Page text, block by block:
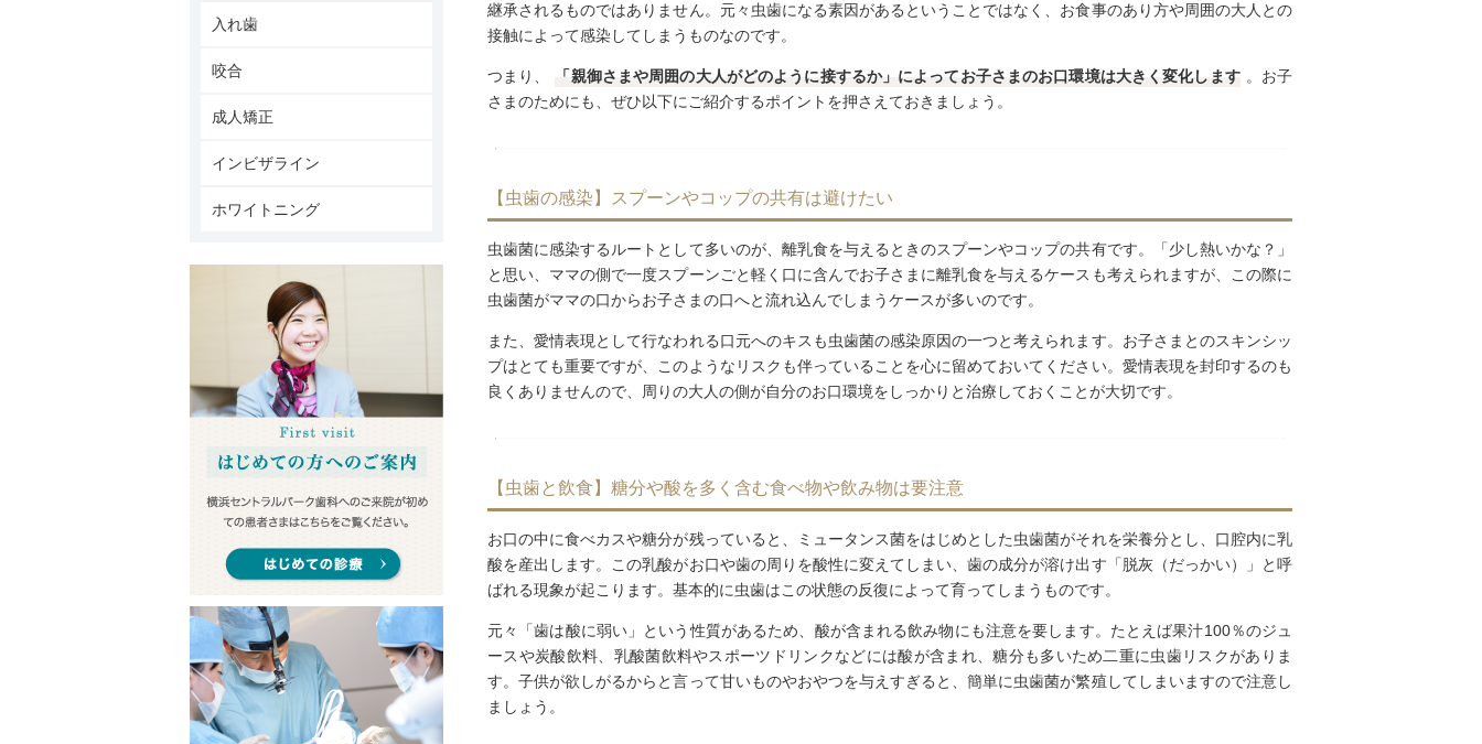
継承されるものではありません。元々虫歯になる素因があるということではなく、お食事のあり方や周囲の大人との
接触によって感染してしまうものなのです。
つまり、 「親御さまや周囲の大人がどのように接するか」によってお子さまのお口環境は大きく変化します 。お子
さまのためにも、ぜひ以下にご紹介するポイントを押さえておきましょう。
【虫歯の感染】スプーンやコップの共有は避けたい
虫歯菌に感染するルートとして多いのが、離乳食を与えるときのスプーンやコップの共有です。「少し熱いかな？」
と思い、ママの側で一度スプーンごと軽く口に含んでお子さまに離乳食を与えるケースも考えられますが、この際に
虫歯菌がママの口からお子さまの口へと流れ込んでしまうケースが多いのです。
また、愛情表現として行なわれる口元へのキスも虫歯菌の感染原因の一つと考えられます。お子さまとのスキンシッ
プはとても重要ですが、このようなリスクも伴っていることを心に留めておいてください。愛情表現を封印するのも
良くありませんので、周りの大人の側が自分のお口環境をしっかりと治療しておくことが大切です。
【虫歯と飲食】糖分や酸を多く含む食べ物や飲み物は要注意
お口の中に食べカスや糖分が残っていると、ミュータンス菌をはじめとした虫歯菌がそれを栄養分とし、口腔内に乳
酸を産出します。この乳酸がお口や歯の周りを酸性に変えてしまい、歯の成分が溶け出す「脱灰（だっかい）」と呼
ばれる現象が起こります。基本的に虫歯はこの状態の反復によって育ってしまうものです。
元々「歯は酸に弱い」という性質があるため、酸が含まれる飲み物にも注意を要します。たとえば果汁100％のジュ
ースや炭酸飲料、乳酸菌飲料やスポーツドリンクなどには酸が含まれ、糖分も多いため二重に虫歯リスクがありま
す。子供が欲しがるからと言って甘いものやおやつを与えすぎると、簡単に虫歯菌が繁殖してしまいますので注意し
ましょう。
入れ歯
咬合
成人矯正
インビザライン
ホワイトニング